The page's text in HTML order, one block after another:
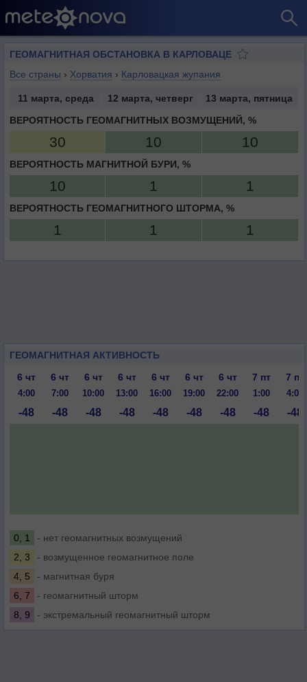
ГЕОМАГНИТНАЯ ОБСТАНОВКА В КАРЛОВАЦЕ
Все страны › Хорватия › Карловацкая жупания
11 марта, среда 12 марта, четверг
13 марта, пятница
ВЕРОЯТНОСТЬ ГЕОМАГНИТНЫХ ВОЗМУЩЕНИЙ, %
30 10 10
ВЕРОЯТНОСТЬ МАГНИТНОЙ БУРИ, %
10 1 1
ВЕРОЯТНОСТЬ ГЕОМАГНИТНОГО ШТОРМА, %
1 1 1
ГЕОМАГНИТНАЯ АКТИВНОСТЬ
6 чт
6 чт 6 чт 6 чт 6 чт 6 чт 6 чт 7 пт 7 пт
4:00 7:00 10:00 13:00 16:00 19:00 22:00 1:00 4:00
-48 -48 -48 -48 -48 -48 -48 -48 -48
0, 1
- нет геомагнитных возмущений
2, 3
- возмущенное геомагнитное поле
4, 5
- магнитная буря
6, 7
- геомагнитный шторм
8, 9
- экстремальный геомагнитный шторм